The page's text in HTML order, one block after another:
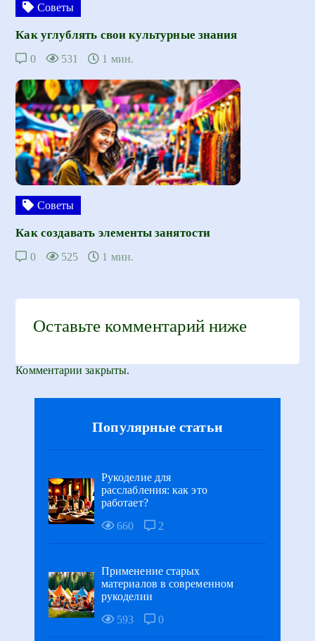
Советы
Как углублять свои культурные знания
0 531 1 мин.
Советы
Как создавать элементы занятости
0 525 1 мин.
Оставьте комментарий ниже
Комментарии закрыты.
Популярные статьи
Рукоделие для
расслабления: как это
работает?
660
2
Применение старых
материалов в современном
рукоделии
593
0